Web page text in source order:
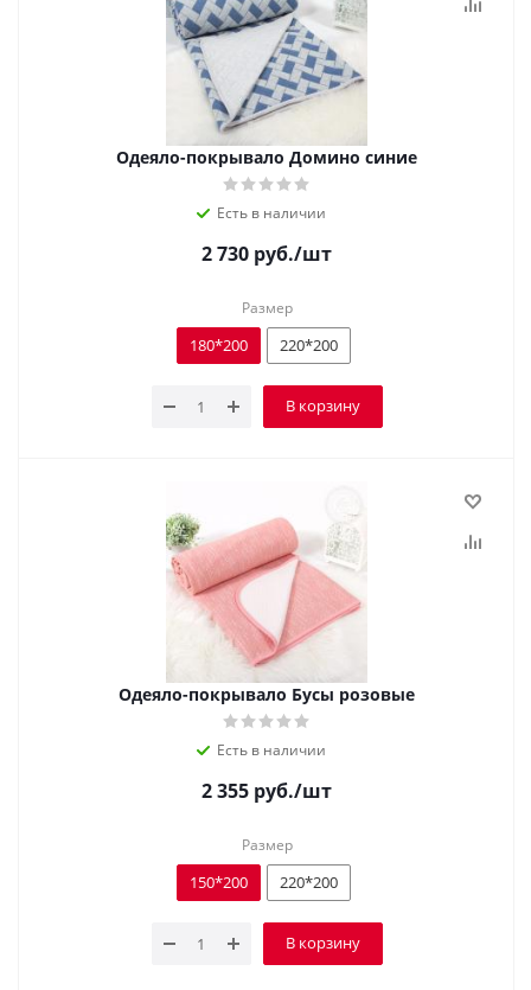
Одеяло-покрывало Домино синие
Есть в наличии
2 730 руб./шт
Размер
180*200 220*200
В корзину
Одеяло-покрывало Бусы розовые
Есть в наличии
2 355 руб./шт
Размер
150*200 220*200
В корзину